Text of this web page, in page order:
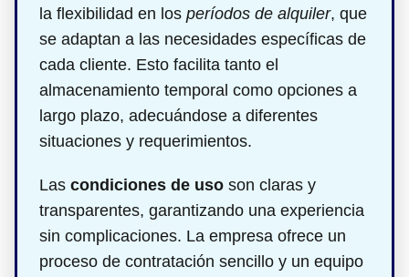
la flexibilidad en los períodos de alquiler, que
se adaptan a las necesidades específicas de
cada cliente. Esto facilita tanto el
almacenamiento temporal como opciones a
largo plazo, adecuándose a diferentes
situaciones y requerimientos.
Las condiciones de uso son claras y
transparentes, garantizando una experiencia
sin complicaciones. La empresa ofrece un
proceso de contratación sencillo y un equipo